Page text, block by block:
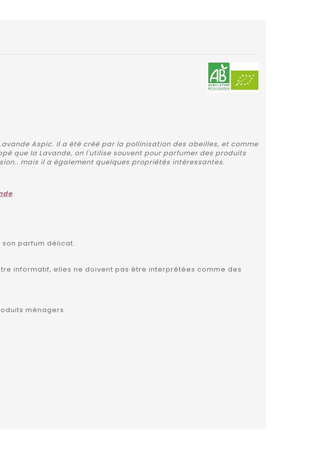
Aspic. Il a été créé par la pollinisation des abeilles, et comme
que la Lavande, on l'utilise souvent pour parfumer des produits
mais il a également quelques propriétés intéressantes.
.
parfum délicat.
informatif, elles ne doivent pas être interprétées comme des
ménagers.